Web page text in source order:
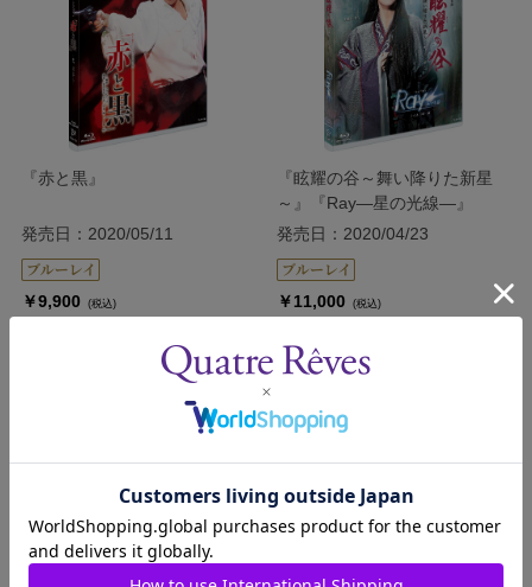
『赤と黒』
発売日：2020/05/11
￥9,900 (税込)
カートに入れる
『眩耀の谷～舞い降りた新星
～』『Ray―星の光線―』
発売日：2020/04/23
￥11,000 (税込)